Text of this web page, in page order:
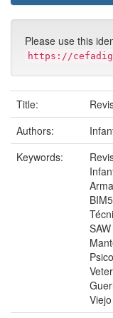
Please use this
https://
Title:
Authors:
Keywords:
BIM5